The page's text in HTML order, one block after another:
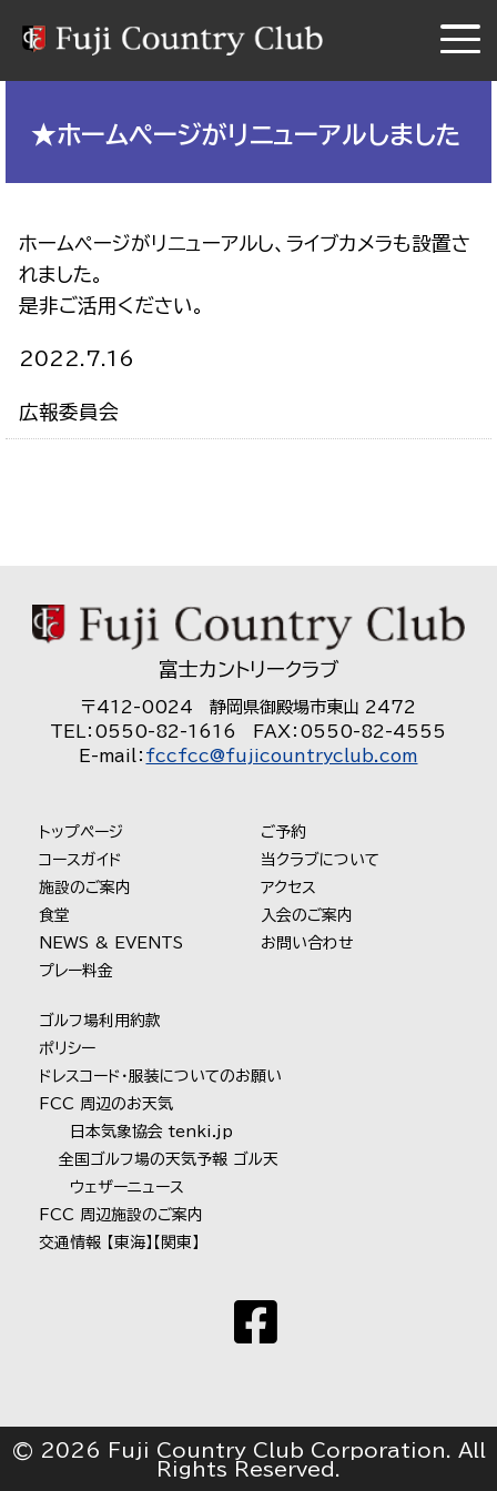
★ホームページがリニューアルしました
ホームページがリニューアルし、ライブカメラも設置さ
れました。
是非ご活用ください。
2022.7.16
広報委員会
富士カントリークラブ
〒412-0024 静岡県御殿場市東山 2472
TEL：0550-82-1616 FAX：0550-82-4555
E-mail： fccfcc@fujicountryclub.com
トップページ
コースガイド
施設のご案内
食堂
NEWS & EVENTS
プレー料金
ご予約
当クラブについて
アクセス
入会のご案内
お問い合わせ
ゴルフ場利用約款
ポリシー
ドレスコード・服装についてのお願い
FCC 周辺のお天気
日本気象協会 tenki.jp
全国ゴルフ場の天気予報 ゴル天
ウェザーニュース
FCC 周辺施設のご案内
交通情報 【東海】 【関東】
© 2026 Fuji Country Club Corporation. All
Rights Reserved.